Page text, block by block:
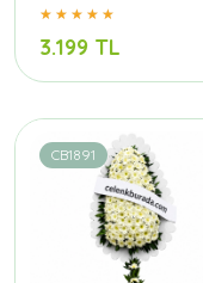
3.199 TL
CB1891